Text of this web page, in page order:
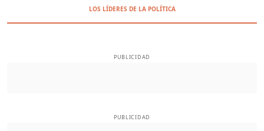
LOS LÍDERES DE LA POLÍTICA
PUBLICIDAD
PUBLICIDAD